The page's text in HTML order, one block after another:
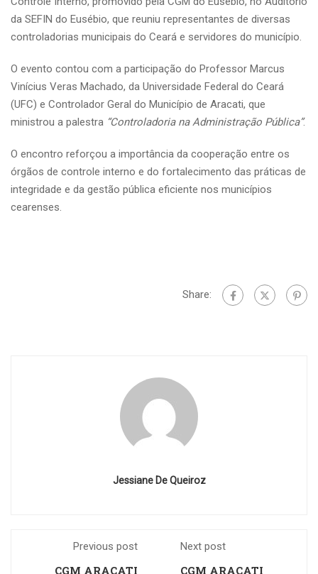
da SEFIN do Eusébio, que reuniu representantes de diversas
controladorias municipais do Ceará e servidores do município.
O evento contou com a participação do Professor Marcus
Vinícius Veras Machado, da Universidade Federal do Ceará
(UFC) e Controlador Geral do Município de Aracati, que
ministrou a palestra “Controladoria na Administração Pública”.
O encontro reforçou a importância da cooperação entre os
órgãos de controle interno e do fortalecimento das práticas de
integridade e da gestão pública eficiente nos municípios
cearenses.
Share:
Jessiane De Queiroz
Previous post
CGM ARACATI
Next post
CGM ARACATI